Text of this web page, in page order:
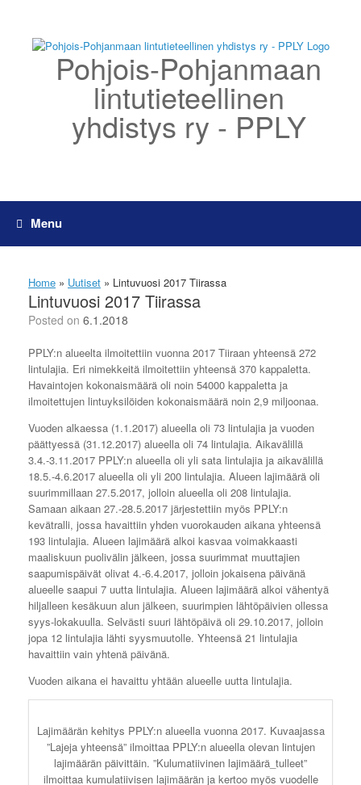
content
Pohjois-Pohjanmaan
lintutieteellinen
yhdistys ry - PPLY
Menu
Home » Uutiset » Lintuvuosi 2017 Tiirassa
Lintuvuosi 2017 Tiirassa
Posted on 6.1.2018
PPLY:n alueelta ilmoitettiin vuonna 2017 Tiiraan yhteensä 272
lintulajia. Eri nimekkeitä ilmoitettiin yhteensä 370 kappaletta.
Havaintojen kokonaismäärä oli noin 54000 kappaletta ja
ilmoitettujen lintuyksilöiden kokonaismäärä noin 2,9 miljoonaa.
Vuoden alkaessa (1.1.2017) alueella oli 73 lintulajia ja vuoden
päättyessä (31.12.2017) alueella oli 74 lintulajia. Aikavälillä
3.4.-3.11.2017 PPLY:n alueella oli yli sata lintulajia ja aikavälillä
18.5.-4.6.2017 alueella oli yli 200 lintulajia. Alueen lajimäärä oli
suurimmillaan 27.5.2017, jolloin alueella oli 208 lintulajia.
Samaan aikaan 27.-28.5.2017 järjestettiin myös PPLY:n
kevätralli, jossa havaittiin yhden vuorokauden aikana yhteensä
193 lintulajia. Alueen lajimäärä alkoi kasvaa voimakkaasti
maaliskuun puolivälin jälkeen, jossa suurimmat muuttajien
saapumispäivät olivat 4.-6.4.2017, jolloin jokaisena päivänä
alueelle saapui 7 uutta lintulajia. Alueen lajimäärä alkoi vähentyä
hiljalleen kesäkuun alun jälkeen, suurimpien lähtöpäivien ollessa
syys-lokakuulla. Selvästi suuri lähtöpäivä oli 29.10.2017, jolloin
jopa 12 lintulajia lähti syysmuutolle. Yhteensä 21 lintulajia
havaittiin vain yhtenä päivänä.
Vuoden aikana ei havaittu yhtään alueelle uutta lintulajia.
Lajimäärän kehitys PPLY:n alueella vuonna 2017. Kuvaajassa
”Lajeja yhteensä” ilmoittaa PPLY:n alueella olevan lintujen
lajimäärän päivittäin. ”Kulumatiivinen lajimäärä_tulleet”
ilmoittaa kumulatiivisen lajimäärän ja kertoo myös vuodelle